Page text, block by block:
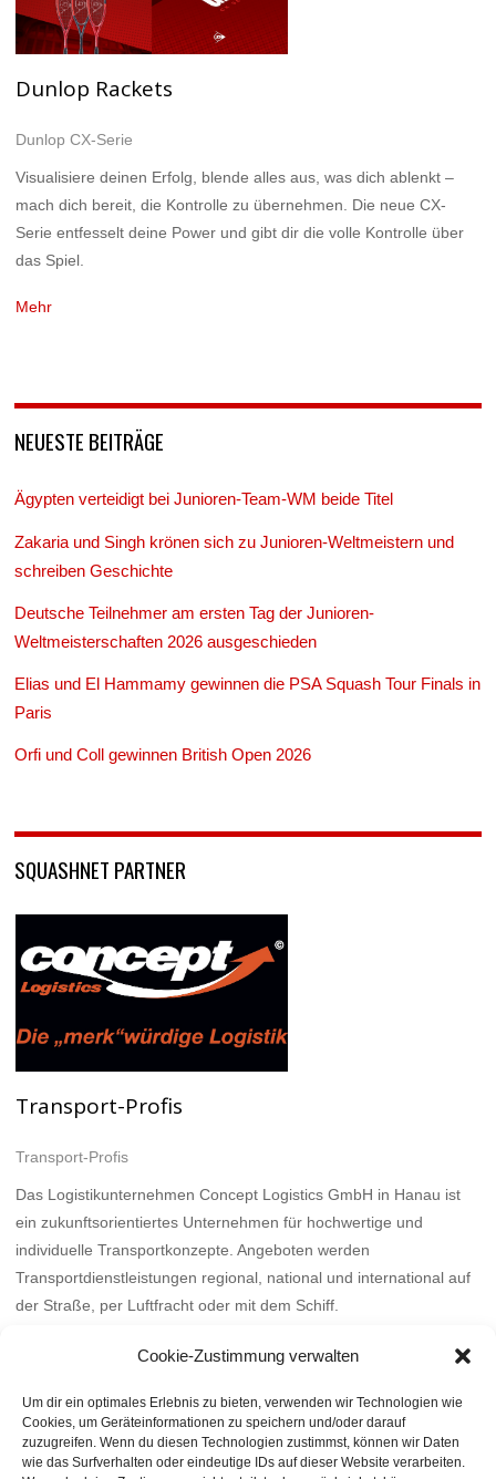
Cookie-Zustimmung verwalten
Um dir ein optimales Erlebnis zu bieten, verwenden wir Technologien wie
Cookies, um Geräteinformationen zu speichern und/oder darauf
zuzugreifen. Wenn du diesen Technologien zustimmst, können wir Daten
wie das Surfverhalten oder eindeutige IDs auf dieser Website verarbeiten.
Dunlop Rackets
Dunlop CX-Serie
Visualisiere deinen Erfolg, blende alles aus, was dich ablenkt –
mach dich bereit, die Kontrolle zu übernehmen. Die neue CX-
Serie entfesselt deine Power und gibt dir die volle Kontrolle über
das Spiel.
Mehr
NEUESTE BEITRÄGE
Ägypten verteidigt bei Junioren-Team-WM beide Titel
Zakaria und Singh krönen sich zu Junioren-Weltmeistern und
schreiben Geschichte
Deutsche Teilnehmer am ersten Tag der Junioren-
Weltmeisterschaften 2026 ausgeschieden
Elias und El Hammamy gewinnen die PSA Squash Tour Finals in
Paris
Orfi und Coll gewinnen British Open 2026
SQUASHNET PARTNER
Transport-Profis
Transport-Profis
Das Logistikunternehmen Concept Logistics GmbH in Hanau ist
ein zukunftsorientiertes Unternehmen für hochwertige und
individuelle Transportkonzepte. Angeboten werden
Transportdienstleistungen regional, national und international auf
der Straße, per Luftfracht oder mit dem Schiff.